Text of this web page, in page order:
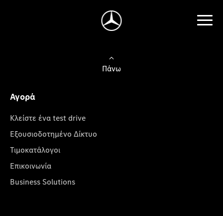
Πάνω
Αγορά
Κλείστε ένα test drive
Εξουσιοδοτημένο Δίκτυο
Τιμοκατάλογοι
Επικοινωνία
Business Solutions